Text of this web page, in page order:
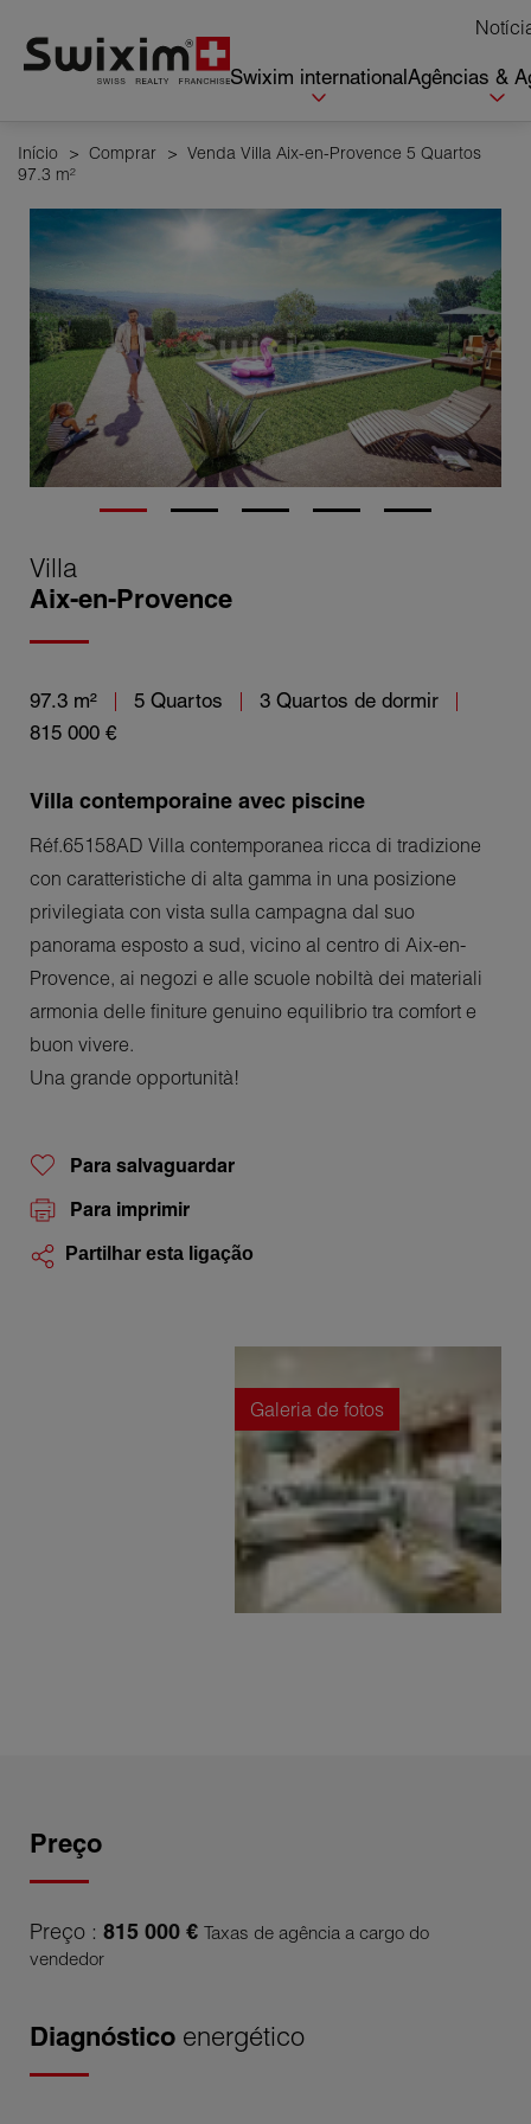
Swixim internationalAgências &
Início > Comprar > Venda Villa Aix-en-Provence 5 Quartos
97.3 m²
Villa
Aix-en-Provence
97.3 m² 5 Quartos
3 Quartos de dormir
815 000 €
Villa contemporaine avec piscine
Réf.65158AD Villa contemporanea ricca di tradizione
con caratteristiche di alta gamma in una posizione
privilegiata con vista sulla campagna dal suo
panorama esposto a sud, vicino al centro di Aix-en-
Provence, ai negozi e alle scuole nobiltà dei materiali
armonia delle finiture genuino equilibrio tra comfort e
buon vivere.
Una grande opportunità!
Para salvaguardar
Para imprimir
Partilhar esta ligação
Galeria de fotos
Preço
Preço : 815 000 € Taxas de agência a cargo do
vendedor
Diagnóstico energético